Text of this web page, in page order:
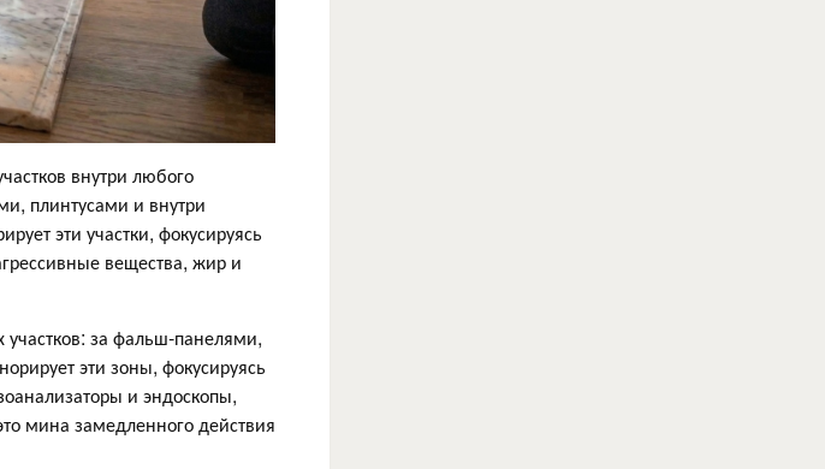
внутри любого
плинтусами и внутри
эти участки, фокусируясь
вещества, жир и
участков: за фальш-панелями,
эти зоны, фокусируясь
и эндоскопы,
мина замедленного действия